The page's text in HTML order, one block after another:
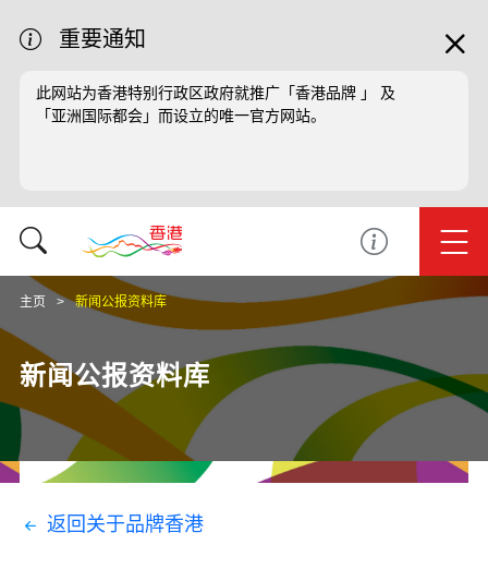
重要通知
此网站为香港特别行政区政府就推广「香港品牌 」 及
「亚洲国际都会」而设立的唯一官方网站。
主页 新闻公报资料库
新闻公报资料库
返回关于品牌香港